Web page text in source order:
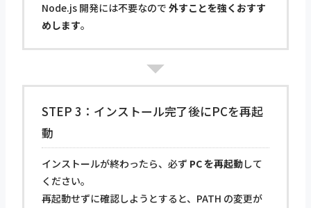
Node.js 開発には不要なので 外すことを強くおすす
めします。
STEP 3：インストール完了後にPCを再起
動
インストールが終わったら、必ず PC を再起動して
ください。
再起動せずに確認しようとすると、PATH の変更が